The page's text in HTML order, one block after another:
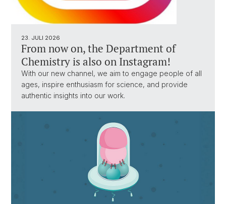
23. JULI 2026
From now on, the Department of
Chemistry is also on Instagram!
With our new channel, we aim to engage people of all
ages, inspire enthusiasm for science, and provide
authentic insights into our work.